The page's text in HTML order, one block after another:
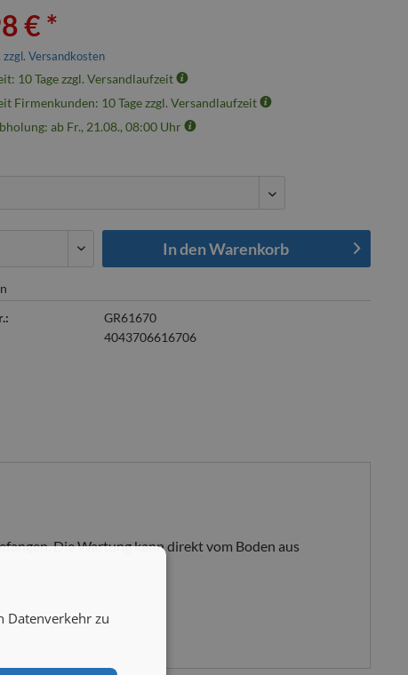
€ *
zzgl. Versandkosten
10 Tage zzgl. Versandlaufzeit
Firmenkunden: 10 Tage zzgl. Versandlaufzeit
ab Fr., 21.08., 08:00 Uhr
In denWarenkorb
GR61670
4043706616706
Die Wartung kann direkt vom Boden aus
Datenverkehr zu